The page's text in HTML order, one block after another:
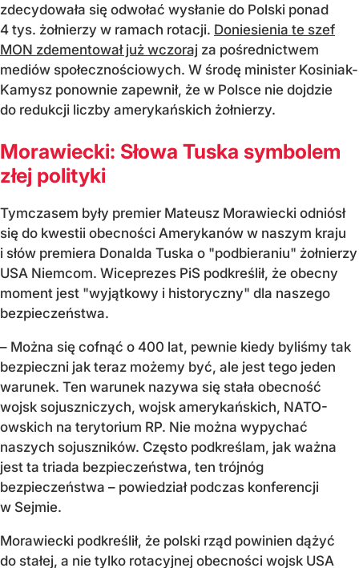
zdecydowała się odwołać wysłanie do Polski ponad
4 tys. żołnierzy w ramach rotacji. Doniesienia te szef
MON zdementował już wczoraj za pośrednictwem
mediów społecznościowych. W środę minister Kosiniak-
Kamysz ponownie zapewnił, że w Polsce nie dojdzie
do redukcji liczby amerykańskich żołnierzy.
Morawiecki: Słowa Tuska symbolem
złej polityki
Tymczasem były premier Mateusz Morawiecki odniósł
się do kwestii obecności Amerykanów w naszym kraju
i słów premiera Donalda Tuska o "podbieraniu" żołnierzy
USA Niemcom. Wiceprezes PiS podkreślił, że obecny
moment jest "wyjątkowy i historyczny" dla naszego
bezpieczeństwa.
– Można się cofnąć o 400 lat, pewnie kiedy byliśmy tak
bezpieczni jak teraz możemy być, ale jest tego jeden
warunek. Ten warunek nazywa się stała obecność
wojsk sojuszniczych, wojsk amerykańskich, NATO-
owskich na terytorium RP. Nie można wypychać
naszych sojuszników. Często podkreślam, jak ważna
jest ta triada bezpieczeństwa, ten trójnóg
bezpieczeństwa – powiedział podczas konferencji
w Sejmie.
Morawiecki podkreślił, że polski rząd powinien dążyć
do stałej, a nie tylko rotacyjnej obecności wojsk USA